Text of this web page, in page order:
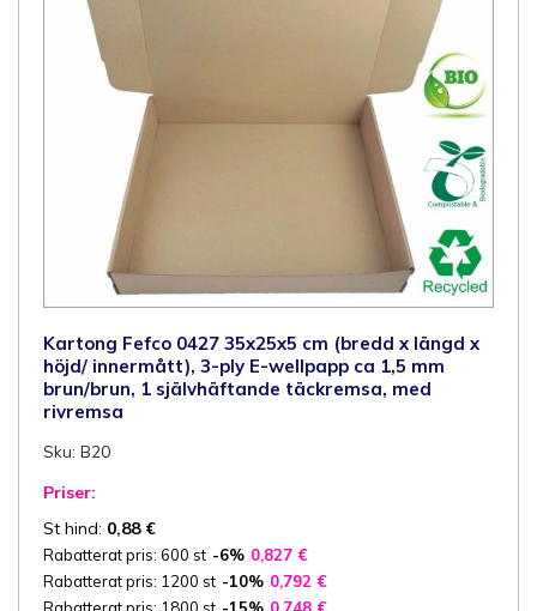
täckremsa,
med
rivremsa
mängd
Kartong Fefco 0427 35x25x5 cm (bredd x längd x
höjd/ innermått), 3-ply E-wellpapp ca 1,5 mm
brun/brun, 1 självhäftande täckremsa, med
rivremsa
Sku: B20
Priser:
St hind: 0,88 €
Rabatterat pris: 600 st -6% 0,827 €
Rabatterat pris: 1200 st -10% 0,792 €